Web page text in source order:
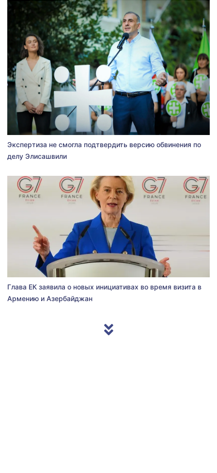
Экспертиза не смогла подтвердить версию обвинения по
делу Элисашвили
Глава ЕК заявила о новых инициативах во время визита в
Армению и Азербайджан